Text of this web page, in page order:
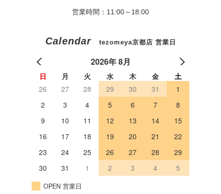
営業時間：11:00～18:00
Calendar tezomeya京都店 営業日
2026年 8月
日 月 火 水 木 金
土
26
27 28 29 30 31
1
2
3 4 5 6 7
8
9
10 11 12 13 14
15
16
17 18 19 20 21
22
23
24 25 26 27 28
29
30
31 1 2 3 4 5
OPEN 営業日